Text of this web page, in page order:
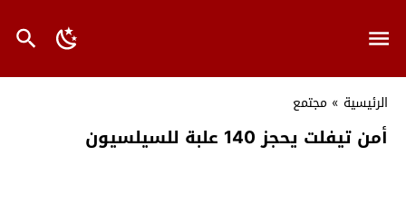
الرئيسية » مجتمع
أمن تيفلت يحجز 140 علبة للسيلسيون